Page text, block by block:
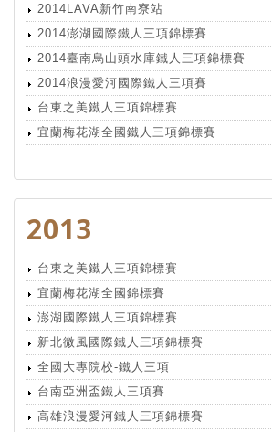
2014LAVA新竹南寮站
2014澎湖國際鐵人三項錦標賽
2014臺南烏山頭水庫鐵人三項錦標賽
2014浪漫愛河國際鐵人三項賽
台東之美鐵人三項錦標賽
宜蘭梅花湖全國鐵人三項錦標賽
2013
台東之美鐵人三項錦標賽
宜蘭梅花湖全國錦標賽
澎湖國際鐵人三項錦標賽
新北微風國際鐵人三項錦標賽
全國大專院校-鐵人三項
台南亞洲盃鐵人三項賽
高雄浪漫愛河鐵人三項錦標賽